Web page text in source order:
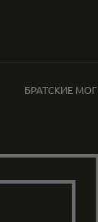
БРАТСКИЕ